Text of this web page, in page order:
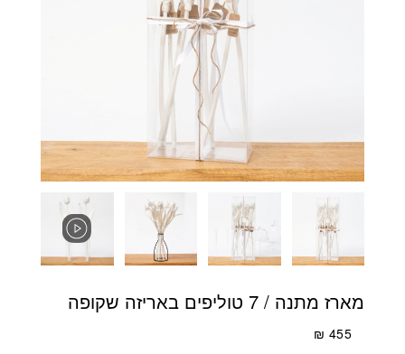
מארז מתנה / 7 טוליפים באריזה שקופה
₪ 455